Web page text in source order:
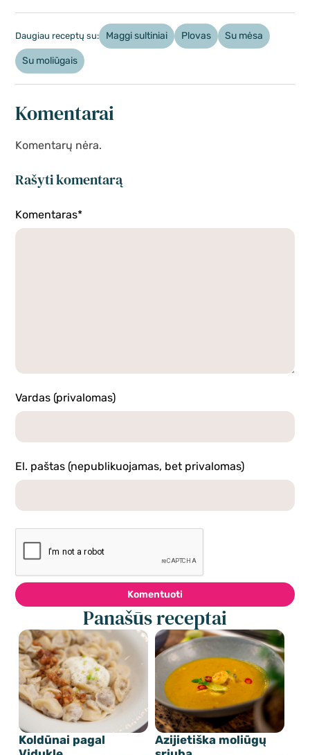
Daugiau receptų su: Maggi sultiniai Plovas Su mėsa
Su moliūgais
Komentarai
Komentarų nėra.
Rašyti komentarą
Komentaras*
Vardas (privalomas)
El. paštas (nepublikuojamas, bet privalomas)
Komentuoti
Panašūs receptai
Koldūnai pagal
Azijietiška moliūgų